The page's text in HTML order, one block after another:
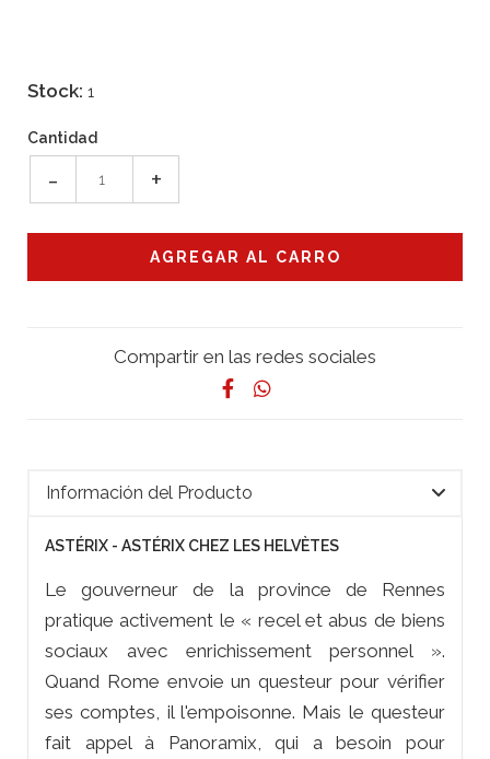
Stock: 1
Cantidad
- +
Compartir en las redes sociales
Información del Producto
ASTÉRIX - ASTÉRIX CHEZ LES HELVÈTES
Le gouverneur de la province de Rennes
pratique activement le « recel et abus de biens
sociaux avec enrichissement personnel ».
Quand Rome envoie un questeur pour vérifier
ses comptes, il l'empoisonne. Mais le questeur
fait appel à Panoramix, qui a besoin pour